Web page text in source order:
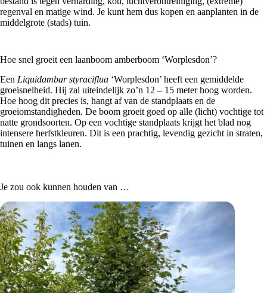
regenval en matige wind. Je kunt hem dus kopen en aanplanten in de
middelgrote (stads) tuin.
Hoe snel groeit een laanboom amberboom ‘Worplesdon’?
Een Liquidambar styraciflua ‘Worplesdon’ heeft een gemiddelde
groeisnelheid. Hij zal uiteindelijk zo’n 12 – 15 meter hoog worden.
Hoe hoog dit precies is, hangt af van de standplaats en de
groeiomstandigheden. De boom groeit goed op alle (licht) vochtige tot
natte grondsoorten. Op een vochtige standplaats krijgt het blad nog
intensere herfstkleuren. Dit is een prachtig, levendig gezicht in straten,
tuinen en langs lanen.
Je zou ook kunnen houden van …